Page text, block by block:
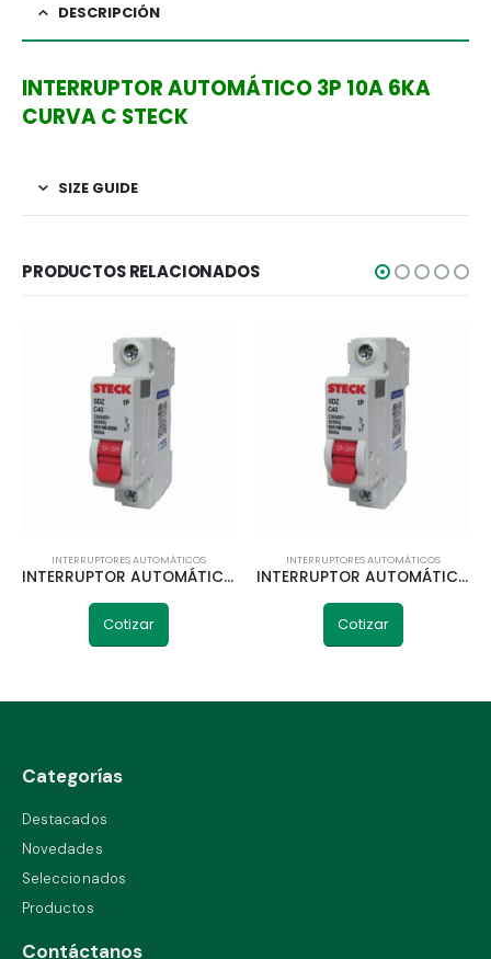
DESCRIPCIÓN
INTERRUPTOR AUTOMÁTICO 3P 10A 6KA
CURVA C STECK
SIZE GUIDE
PRODUCTOS RELACIONADOS
INTERRUPTORES AUTOMÁTICOS
INTERRUPTOR AUTOMÁTICO 1P 32A 10KA CURVA C STECK
Cotizar
INTERRUPTORES AUTOMÁTICOS
INTERRUPTOR AUTOMÁTICO 1P 63A 10KA CURVA C STECK
Cotizar
Categorías
Destacados
Novedades
Seleccionados
Productos
Contáctanos